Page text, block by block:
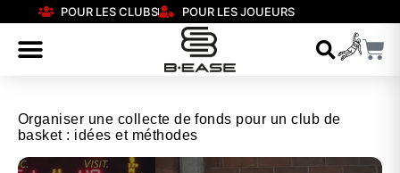
POUR LES CLUBS POUR LES JOUEURS
Organiser une collecte de fonds pour un club de
basket : idées et méthodes